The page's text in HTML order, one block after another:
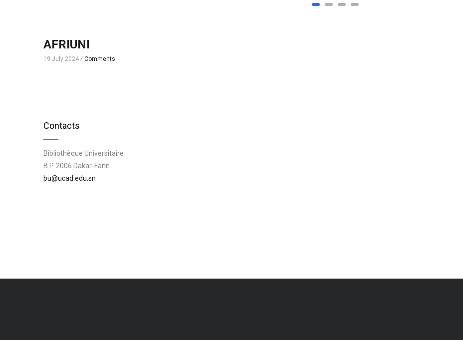
AFRIUNI
19 July 2024 / Comments
Contacts
Bibliothèque Universitaire
B.P. 2006 Dakar-Fann
bu@ucad.edu.sn